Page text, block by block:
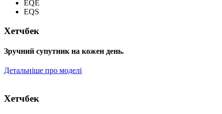
EQE
EQS
Хетчбек
Зручний супутник на кожен день.
Детальніше про моделі
Хетчбек